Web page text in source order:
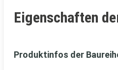
Eigenschaften
Produktinfos der